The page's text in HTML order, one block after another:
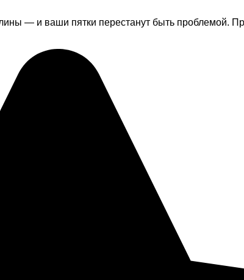
— и ваши пятки перестанут быть проблемой.